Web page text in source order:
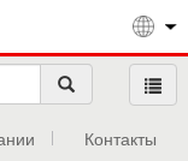
Контакты